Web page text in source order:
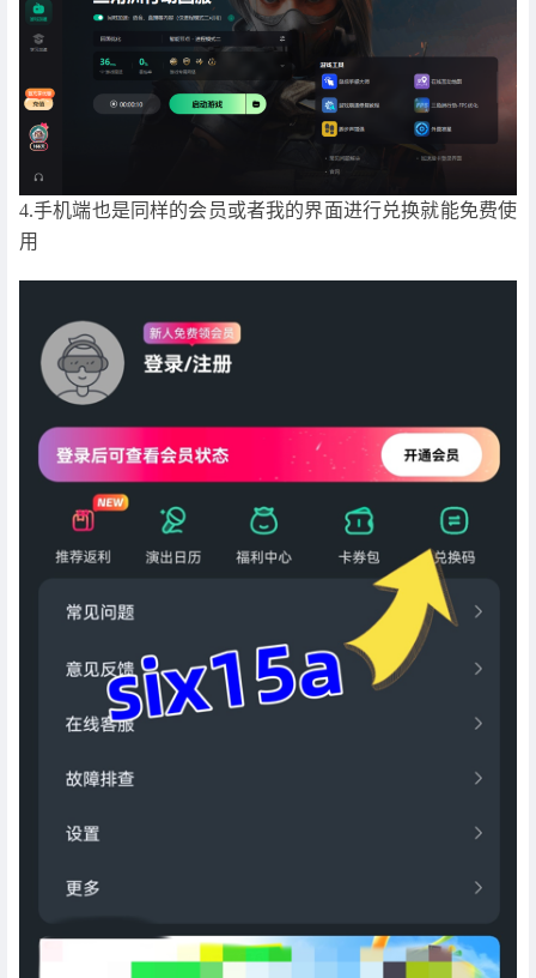
4.手机端也是同样的会员或者我的界面进行兑换就能免费使
用